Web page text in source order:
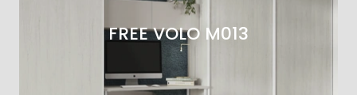
FREE VOLO M013